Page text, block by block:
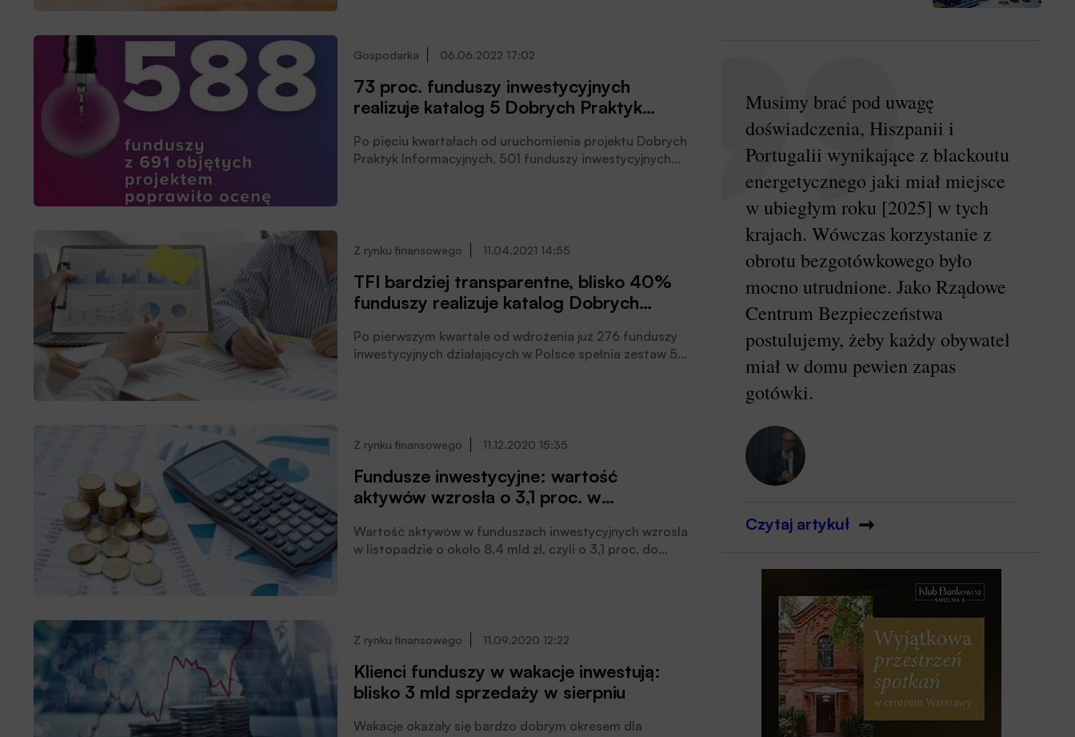
Gospodarka 06.06.2022 17:02
73 proc. funduszy inwestycyjnych
realizuje katalog 5 Dobrych Praktyk
Po pięciu kwartałach od uruchomienia projektu Dobrych
Praktyk Informacyjnych, 501 funduszy inwestycyjnych
Z rynku finansowego 11.04.2021 14:55
TFI bardziej transparentne, blisko 40%
funduszy realizuje katalog Dobrych
Po pierwszym kwartale od wdrożenia już 276 funduszy
inwestycyjnych działających w Polsce spełnia zestaw 5
rynku. We wrześniu 2020 roku, kiedy ogłaszaliśmy
on już 70% ‒ informują IZFiA i Analizy Online.
Z rynku finansowego 11.12.2020 15:35
Fundusze inwestycyjne: wartość
aktywów wzrosła o 3,1 proc. w
Wartość aktywów w funduszach inwestycyjnych wzrosła
w listopadzie o około 8,4 mld zł, czyli o 3,1 proc. do
dynamikę odnotowały fundusze w ramach PPK.
Z rynku finansowego 11.09.2020 12:22
Klienci funduszy w wakacje inwestują:
blisko 3 mld sprzedaży w sierpniu
Wakacje okazały się bardzo dobrym okresem dla
Musimy brać pod uwagę
doświadczenia, Hiszpanii i
Portugalii wynikające z blackoutu
energetycznego jaki miał miejsce
w ubiegłym roku [2025] w tych
krajach. Wówczas korzystanie z
obrotu bezgotówkowego było
mocno utrudnione. Jako Rządowe
Centrum Bezpieczeństwa
postulujemy, żeby każdy obywatel
miał w domu pewien zapas
gotówki.
Czytaj artykuł